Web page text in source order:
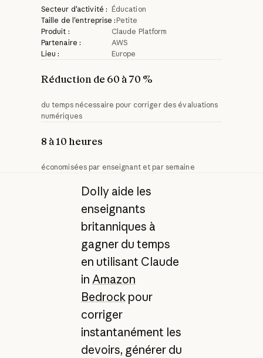
Secteur d'activité : Éducation
Taille de l'entreprise : Petite
Produit :
Claude Platform
Partenaire :
AWS
Lieu :
Europe
Réduction de 60 à 70 %
du temps nécessaire pour corriger des évaluations
numériques
8 à 10 heures
économisées par enseignant et par semaine
Dolly aide les
enseignants
britanniques à
gagner du temps
en utilisant Claude
in Amazon
Bedrockpour
corriger
instantanément les
devoirs, générer du